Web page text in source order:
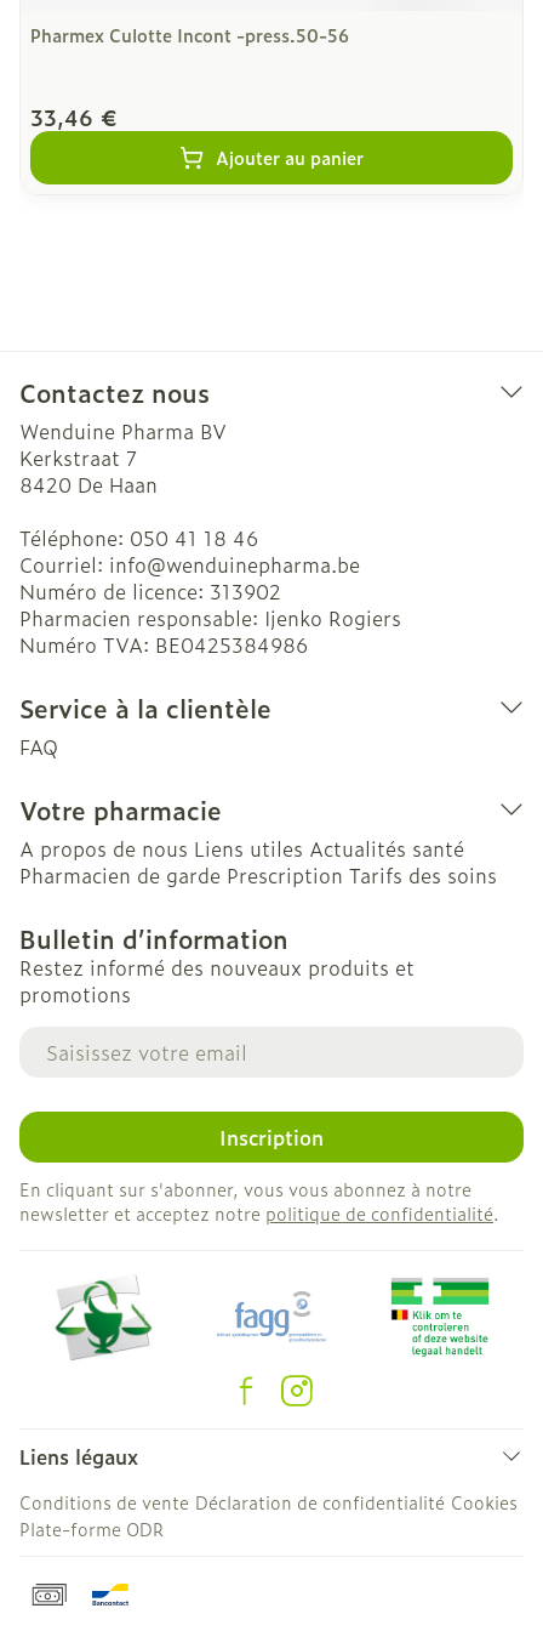
Pharmex Culotte Incont -press.50-56
33,46 €
Ajouter au panier
Contactez nous
Wenduine Pharma BV
Kerkstraat 7
8420 De Haan
Téléphone: 050 41 18 46
Courriel: info@wenduinepharma.be
Numéro de licence: 313902
Pharmacien responsable: Ijenko Rogiers
Numéro TVA: BE0425384986
Service à la clientèle
FAQ
Votre pharmacie
A propos de nous Liens utiles Actualités santé
Pharmacien de garde Prescription Tarifs des soins
Bulletin d’information
Restez informé des nouveaux produits et
promotions
Adresse mail
Inscription
En cliquant sur s'abonner, vous vous abonnez à notre
newsletter et acceptez notre politique de confidentialité.
Liens légaux
Conditions de vente Déclaration de confidentialité Cookies
Plate-forme ODR